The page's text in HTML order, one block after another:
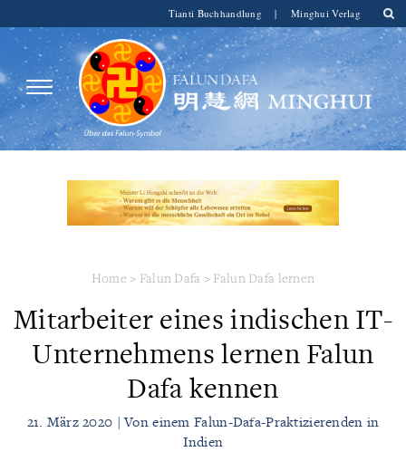
Tianti Buchhandlung | Minghui Verlag
Home > Falun Dafa > Falun Dafa lernen
Mitarbeiter eines indischen IT-
Unternehmens lernen Falun
Dafa kennen
21. März 2020 | Von einem Falun-Dafa-Praktizierenden in
Indien